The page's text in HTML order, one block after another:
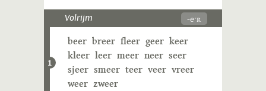
Volrijm -eˑʀ
1
beer breer fleer geer keer
kleer leer meer neer seer
sjeer smeer teer veer vreer
weer zweer